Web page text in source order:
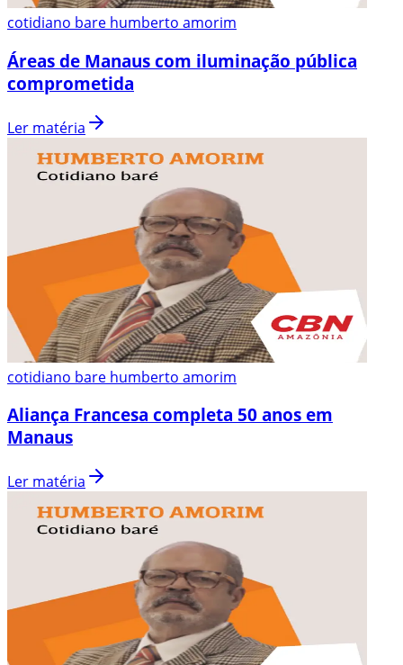
cotidiano bare humberto amorim
Áreas de Manaus com iluminação pública
comprometida
Ler matéria
cotidiano bare humberto amorim
Aliança Francesa completa 50 anos em
Manaus
Ler matéria